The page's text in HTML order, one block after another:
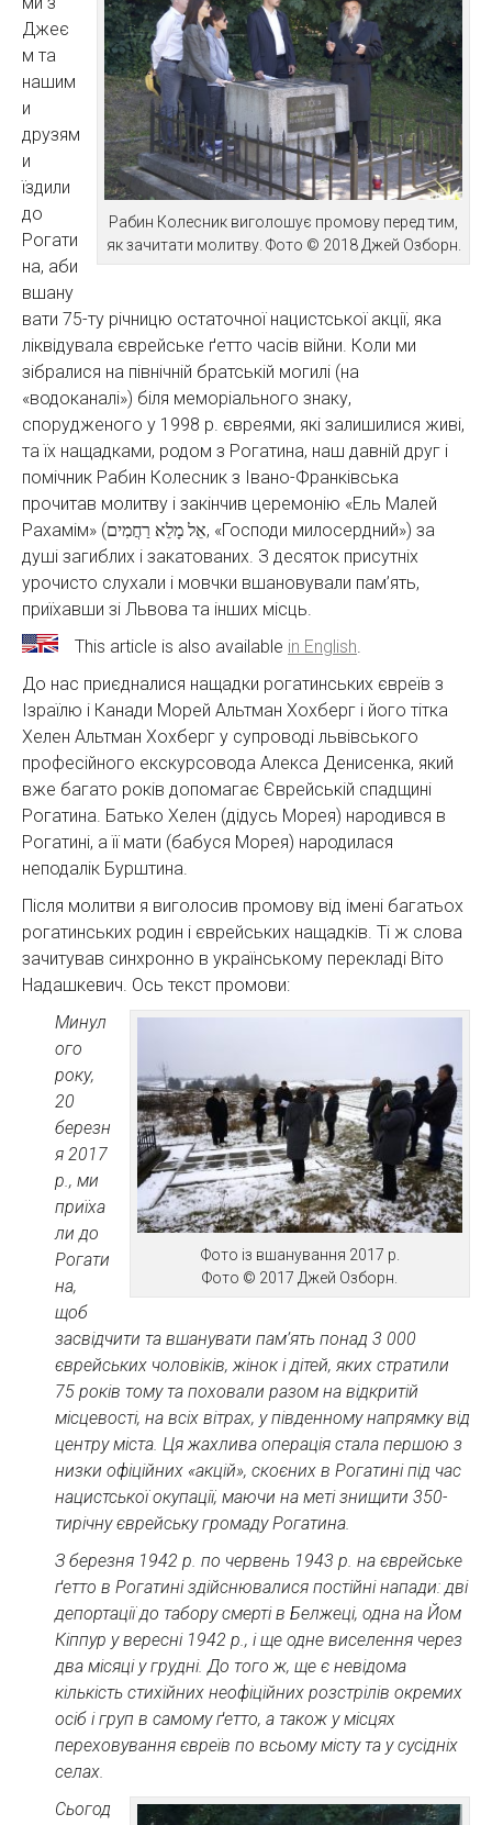
Рабин Колесник виголошує промову перед тим,
як зачитати молитву. Фото © 2018 Джей Озборн.
Джеє
м та
нашим
и
друзям
и
їздили
до
Рогати
на, аби
вшану
вати 75-ту річницю остаточної нацистської акції, яка
ліквідувала єврейське ґетто часів війни. Коли ми
зібралися на північній братській могилі (на
«водоканалі») біля меморіального знаку,
спорудженого у 1998 р. євреями, які залишилися живі,
та їх нащадками, родом з Рогатина, наш давній друг і
помічник Рабин Колесник з Івано-Франківська
прочитав молитву і закінчив церемонію «Ель Малей
Рахамім» (אֵל מָלֵא רַחֲמִים, «Господи милосердний») за
душі загиблих і закатованих. З десяток присутніх
урочисто слухали і мовчки вшановували пам’ять,
приїхавши зі Львова та інших місць.
This article is also available in English
До нас приєдналися нащадки рогатинських євреїв з
Ізраїлю і Канади Морей Альтман Хохберг і його тітка
Хелен Альтман Хохберг у супроводі львівського
професійного екскурсовода Алекса Денисенка, який
вже багато років допомагає Єврейській спадщині
Рогатина. Батько Хелен (дідусь Морея) народився в
Рогатині, а її мати (бабуся Морея) народилася
неподалік Бурштина.
Після молитви я виголосив промову від імені багатьох
рогатинських родин і єврейських нащадків. Ті ж слова
зачитував синхронно в українському перекладі Віто
Надашкевич. Ось текст промови:
Фото із вшанування 2017 р.
Фото © 2017 Джей Озборн.
Минул
ого
року,
20
березн
я 2017
р., ми
приїха
ли до
Рогати
на,
щоб
засвідчити та вшанувати пам’ять понад 3 000
єврейських чоловіків, жінок і дітей, яких стратили
75 років тому та поховали разом на відкритій
місцевості, на всіх вітрах, у південному напрямку від
центру міста. Ця жахлива операція стала першою з
низки офіційних «акцій», скоєних в Рогатині під час
нацистської окупації, маючи на меті знищити 350-
тирічну єврейську громаду Рогатина.
З березня 1942 р. по червень 1943 р. на єврейське
ґетто в Рогатині здійснювалися постійні напади: дві
депортації до табору смерті в Белжеці, одна на Йом
Кіппур у вересні 1942 р., і ще одне виселення через
два місяці у грудні. До того ж, ще є невідома
кількість стихійних неофіційних розстрілів окремих
осіб і груп в самому ґетто, а також у місцях
переховування євреїв по всьому місту та у сусідніх
селах.
Сьогод